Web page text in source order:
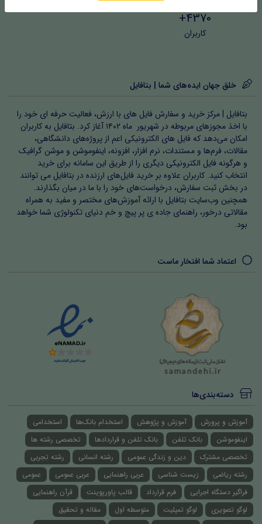
4370+
کاربران
خلق جهان ایده‌های شما | بتافایل
بتافایل | مرکز خرید و سفارش فایل های با ارزش، فعالیت حرفه ای خود را
با اخذ مجوزهای مربوطه در شهریور ماه ۱۴۰۲ آغاز کرد. بتافایل به کاربران
امکان می‌دهد که فایل های الکترونیکی اعم از پروژه‌های دانشگاهی،
مقالات، فرم‌ها و مستندات، نرم افزار، افزونه، اینفوموشن و موشن گرافیک
و هرگونه فایل الکترونیکی دیگری را از طریق این سامانه برای خرید
انتخاب کنید. کاربران علاوه بر خرید فایل‌های ارزنده در بتافایل می توانند
در بخش ثبت سفارش، درخواست‌های خود را با ما در میان بگذارند.
همچنین وب‌سایت بتافایل با ارائه آموزش‌های مختصر و مفید به همراه
مقالاتی درخور، راهنمای جاده ی پر پیچ و خم دنیای تکنولوژی شما خواهد
بود.
اعتماد شما افتخار ماست
دسته‌بندی‌ها
آموزش و پرورش آموزش و پژوهش استخدام بانک‌ها
استخدامی
اینفوموشن
بانک تلفن بانک تلفن و قراردادها
تخصصی رشته ها
تخصصی مشترک
دین و زندگی عمومی رشته انسانی
رشته تجربی
رشته ریاضی
زیست شناسی عربی راهنمایی عربی عمومی
عمومی
فراگیر دستگاه اجرایی
فرم قرارداد قالب پاورپوینت
قرآن راهنمایی
لوگو تصویری
لوگو تمپلیت متوسطه اول
مقاله و تحقیق